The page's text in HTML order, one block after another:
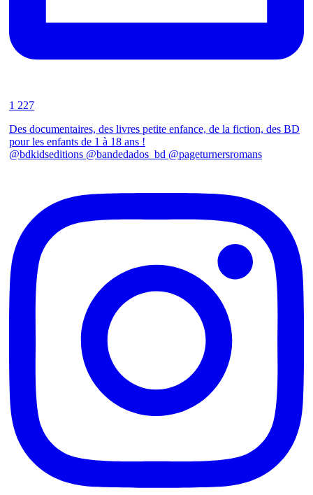
1 227
Des documentaires, des livres petite enfance, de la fiction, des BD
pour les enfants de 1 à 18 ans !
@bdkidseditions @bandedados_bd @pageturnersromans